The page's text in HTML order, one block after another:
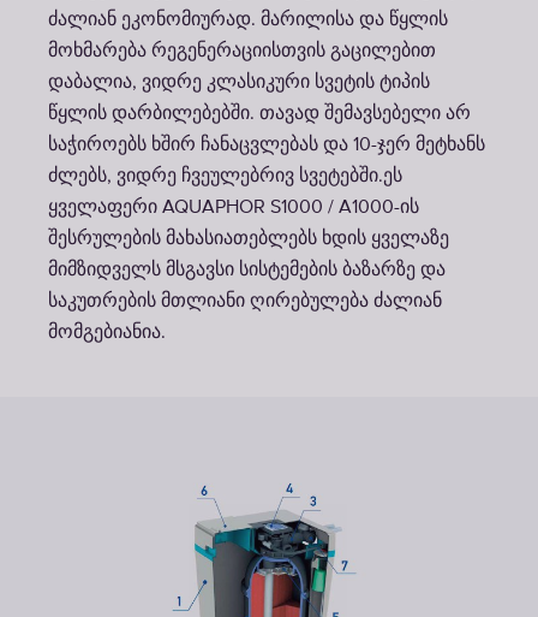
ძალიან ეკონომიურად. მარილისა და წყლის
მოხმარება რეგენერაციისთვის გაცილებით
დაბალია, ვიდრე კლასიკური სვეტის ტიპის
წყლის დარბილებებში. თავად შემავსებელი არ
საჭიროებს ხშირ ჩანაცვლებას და 10-ჯერ მეტხანს
ძლებს, ვიდრე ჩვეულებრივ სვეტებში.ეს
ყველაფერი AQUAPHOR S1000 / A1000-ის
შესრულების მახასიათებლებს ხდის ყველაზე
მიმზიდველს მსგავსი სისტემების ბაზარზე და
საკუთრების მთლიანი ღირებულება ძალიან
მომგებიანია.